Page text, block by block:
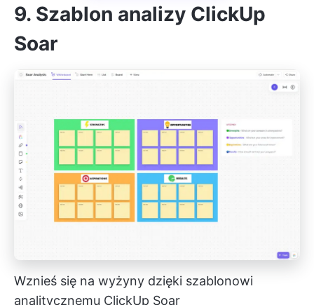
9. Szablon analizy ClickUp
Soar
Wznieś się na wyżyny dzięki szablonowi
analitycznemu ClickUp Soar